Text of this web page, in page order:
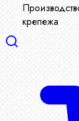
крепежа